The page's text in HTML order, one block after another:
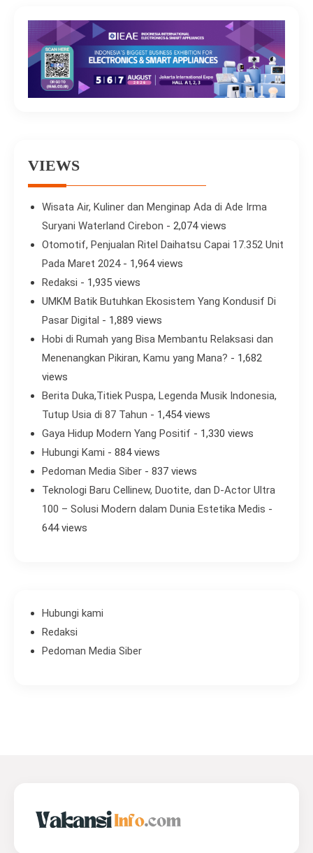
VIEWS
Wisata Air, Kuliner dan Menginap Ada di Ade Irma
Suryani Waterland Cirebon - 2,074 views
Otomotif, Penjualan Ritel Daihatsu Capai 17.352 Unit
Pada Maret 2024- 1,964 views
Redaksi - 1,935 views
UMKM Batik Butuhkan Ekosistem Yang Kondusif Di
Pasar Digital - 1,889 views
Hobi di Rumah yang Bisa Membantu Relaksasi dan
Menenangkan Pikiran, Kamu yang Mana? - 1,682
views
Berita Duka,Titiek Puspa, Legenda Musik Indonesia,
Tutup Usia di 87 Tahun - 1,454 views
Gaya Hidup Modern Yang Positif - 1,330 views
Hubungi Kami - 884 views
Pedoman Media Siber - 837 views
Teknologi Baru Cellinew, Duotite, dan D-Actor Ultra
100 – Solusi Modern dalam Dunia Estetika Medis -
644 views
Hubungi kami
Redaksi
Pedoman Media Siber